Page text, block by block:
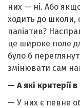
них — ні. Або
ходить до школи,
паліатив?
це широке поле
було б
змінювати сам
— А які критерії
— У них є певне